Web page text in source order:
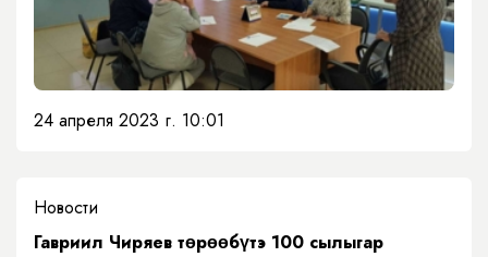
24 апреля 2023 г. 10:01
Новости
Гавриил Чиряев төрөөбүтэ 100 сылыгар